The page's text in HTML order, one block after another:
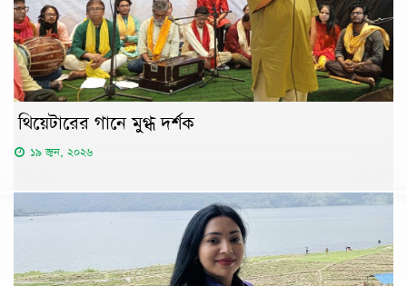
থিয়েটারের গানে মুগ্ধ দর্শক
১৯ জুন, ২০২৬